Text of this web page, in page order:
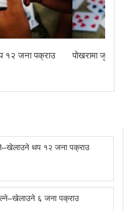
१२ जना पक्राउ पोखरामा
थप १२ जना पक्राउ
६ जना पक्राउ